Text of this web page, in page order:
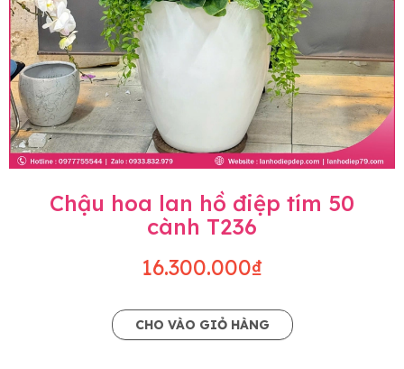
Chậu hoa lan hồ điệp tím 50
cành T236
16.300.000₫
CHO VÀO GIỎ HÀNG